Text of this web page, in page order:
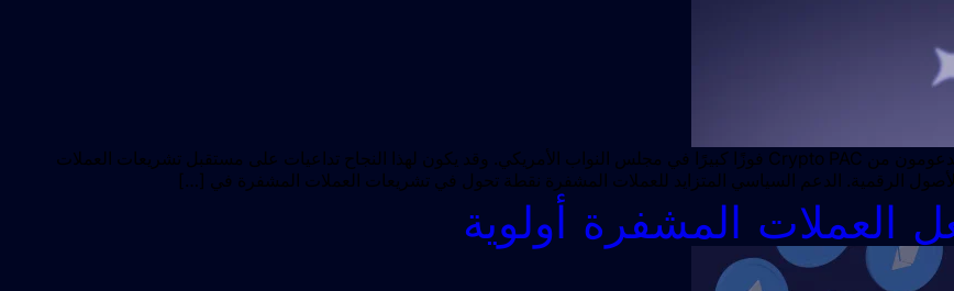
في الانتخابات الخاصة الأخيرة في فلوريدا، حقق المرشحون الجمهوريون المدعومون من Crypto PAC فوزًا كبيرًا في مجلس النواب الأمريكي. وقد يكون لهذا النجاح تداعيات على مستقبل تشريعات العملات
الرقمية. الدعم السياسي المتزايد للعملات المشفرة نقطة تحول في تشريعات العملات المشفرة في […]
العملات المشفرة أولوية